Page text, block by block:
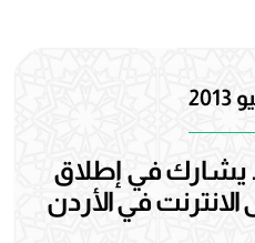
يشارك في إطلاق
في الأردن